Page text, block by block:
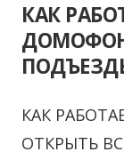
КАК
КАК
ОТКРЫТЬ